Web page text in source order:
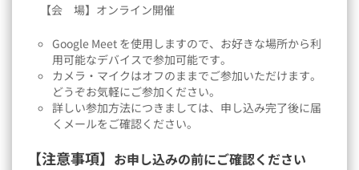
【会 場】オンライン開催
Google Meet を使用しますので、お好きな場所から利
用可能なデバイスで参加可能です。
カメラ・マイクはオフのままでご参加いただけます。
どうぞお気軽にご参加ください。
詳しい参加方法につきましては、申し込み完了後に届
くメールをご確認ください。
【注意事項】 お申し込みの前にご確認ください